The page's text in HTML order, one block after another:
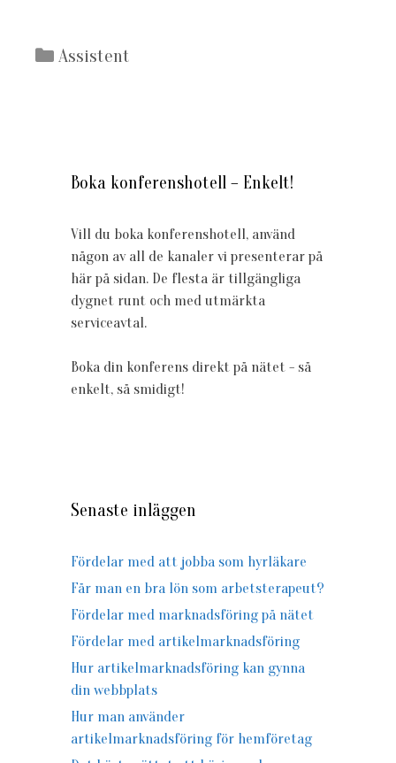
Kategorier
Assistent
Boka konferenshotell – Enkelt!
Vill du boka konferenshotell, använd
någon av all de kanaler vi presenterar på
här på sidan. De flesta är tillgängliga
dygnet runt och med utmärkta
serviceavtal.
Boka din konferens direkt på nätet - så
enkelt, så smidigt!
Senaste inläggen
Fördelar med att jobba som hyrläkare
Får man en bra lön som arbetsterapeut?
Fördelar med marknadsföring på nätet
Fördelar med artikelmarknadsföring
Hur artikelmarknadsföring kan gynna
din webbplats
Hur man använder
artikelmarknadsföring för hemföretag